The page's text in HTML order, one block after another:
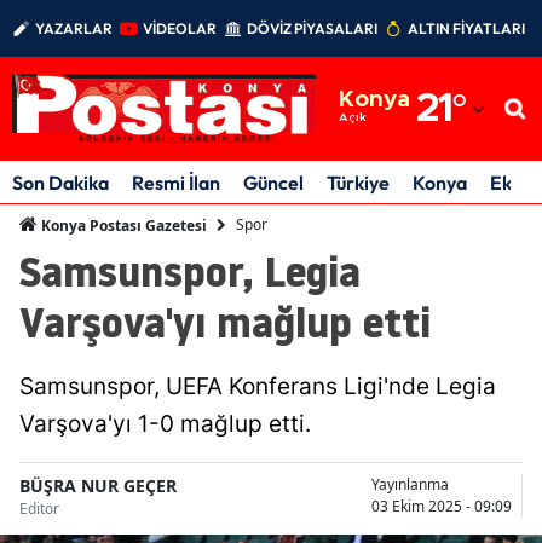
YAZARLAR VİDEOLAR DÖVİZ PİYASALARI ALTIN FİYATLARI
Konya
Açık 21°
Adıyaman
Afyonkarahisar
Ankara
Aydın
Balıkesir
Son Dakika Resmi İlan Güncel Türkiye Konya
Konya Postası Gazetesi Spor
Samsunspor, Legia
Varşova'yı mağlup etti
Samsunspor, UEFA Konferans Ligi'nde Legia
Varşova'yı 1-0 mağlup etti.
BÜŞRA NUR GEÇER
Editör
Yayınlanma
03 Ekim 2025 - 09:09